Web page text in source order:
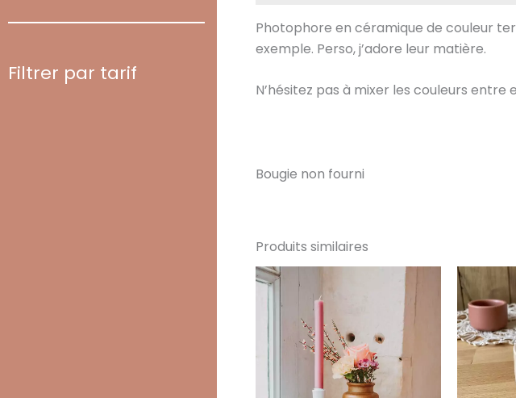
Filtrer par tarif
Photophore en céramique de couleur
exemple. Perso, j’adore leur matière.
N’hésitez pas à mixer les couleurs
Bougie non fourni
Produits similaires